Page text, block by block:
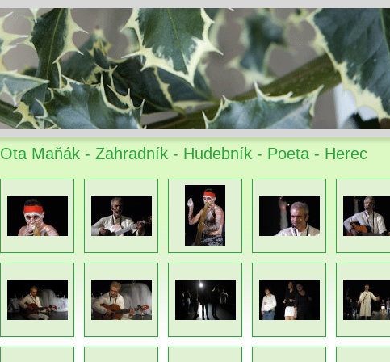
Ota Maňák - Zahradník - Hudebník - Poeta - Herec